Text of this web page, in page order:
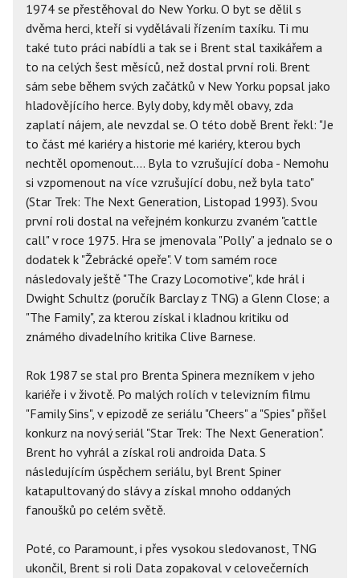
1974 se přestěhoval do New Yorku. O byt se dělil s
dvěma herci, kteří si vydělávali řízením taxíku. Ti mu
také tuto práci nabídli a tak se i Brent stal taxikářem a
to na celých šest měsíců, než dostal první roli. Brent
sám sebe během svých začátků v New Yorku popsal jako
hladovějícího herce. Byly doby, kdy měl obavy, zda
zaplatí nájem, ale nevzdal se. O této době Brent řekl: "Je
to část mé kariéry a historie mé kariéry, kterou bych
nechtěl opomenout.... Byla to vzrušující doba - Nemohu
si vzpomenout na více vzrušující dobu, než byla tato"
(Star Trek: The Next Generation, Listopad 1993). Svou
první roli dostal na veřejném konkurzu zvaném "cattle
call" v roce 1975. Hra se jmenovala "Polly" a jednalo se o
dodatek k "Žebrácké opeře". V tom samém roce
následovaly ještě "The Crazy Locomotive", kde hrál i
Dwight Schultz (poručík Barclay z TNG) a Glenn Close; a
"The Family", za kterou získal i kladnou kritiku od
známého divadelního kritika Clive Barnese.
Rok 1987 se stal pro Brenta Spinera mezníkem v jeho
kariéře i v životě. Po malých rolích v televizním filmu
"Family Sins", v epizodě ze seriálu "Cheers" a "Spies" přišel
konkurz na nový seriál "Star Trek: The Next Generation".
Brent ho vyhrál a získal roli androida Data. S
následujícím úspěchem seriálu, byl Brent Spiner
katapultovaný do slávy a získal mnoho oddaných
fanoušků po celém světě.
Poté, co Paramount, i přes vysokou sledovanost, TNG
ukončil, Brent si roli Data zopakoval v celovečerních